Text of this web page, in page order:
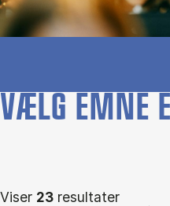
VÆLG EMNE
Viser 23 resultater